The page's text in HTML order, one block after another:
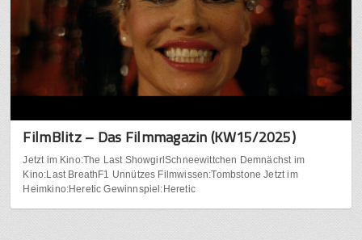
FilmBlitz – Das Filmmagazin (KW15/2025)
Jetzt im Kino:The Last ShowgirlSchneewittchen Demnächst im
Kino:Last BreathF1 Unnützes Filmwissen:Tombstone Jetzt im
Heimkino:Heretic Gewinnspiel:Heretic